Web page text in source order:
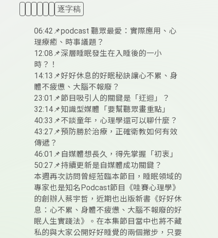
逐字稿
06:42📌podcast 聽眾最愛：實際應用、心
理療癒、時事議題？
12:08📌深層睡眠發生在入睡後的一小
時？！
14:13📌好好休息的好眠秘訣讓心不累、身
體不疲憊、大腦不報廢？
23:01📌節目吸引人的關鍵是「迂迴」？
32:14📌知識型媒體「要幫聽眾畫重點」
40:33📌不談童年，心理學還可以聊什麼？
43:27📌預防勝於治療，正確衛教如何有效
傳遞？
46:01📌自媒體想長久，得先掌握「初衷」
50:27📌持續更新是自媒體成功關鍵？
本週再次訪問曾經蒞臨本節目，睡眠領域的
專家也是知名Podcast節目《哇賽心理學》
的創辦人蔡宇哲，近期也出版新書《好好休
息：心不累、身體不疲憊、大腦不報廢的好
眠人生實踐法》。在本集節目當中也將不藏
私的與大家公開好好睡覺的兩個撇步，只要